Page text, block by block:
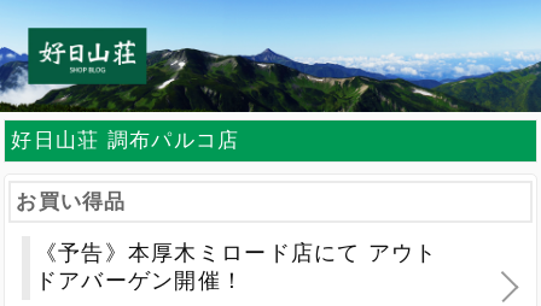
好日山荘 調布パルコ店
お買い得品
《予告》本厚木ミロード店にて アウト
ドアバーゲン開催！